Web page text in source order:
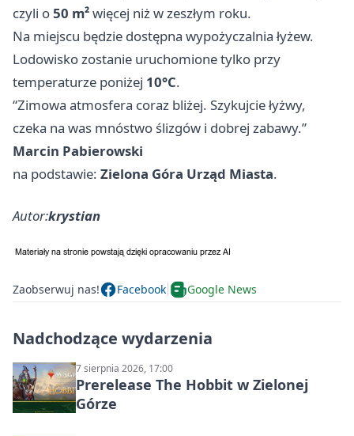
czyli o50 m²więcej niż w zeszłym roku.
Na miejscu będzie dostępna wypożyczalnia łyżew.
Lodowisko zostanie uruchomione tylko przy
temperaturze poniżej 10°C.
“Zimowa atmosfera coraz bliżej. Szykujcie łyżwy,
czeka na was mnóstwo ślizgów i dobrej zabawy.”
Marcin Pabierowski
na podstawie: Zielona Góra Urząd Miasta.
Autor:krystian
Zaobserwuj nas! Facebook Google News
Nadchodzące wydarzenia
7 sierpnia 2026, 17:00
Prerelease The Hobbit w Zielonej
Górze